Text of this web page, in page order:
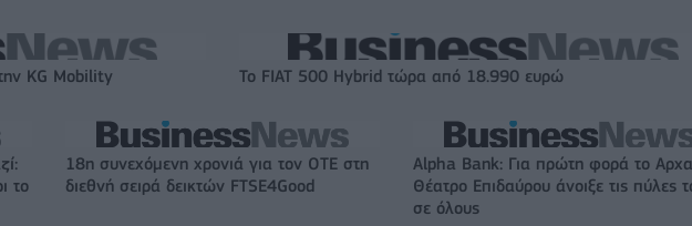
KG Mobility Το FIAT 500 Hybrid τώρα από 18.990 ευρώ
το
18η συνεχόμενη χρονιά για τον ΟΤΕ στη
διεθνή σειρά δεικτών FTSE4Good
Alpha Bank: Για πρώτη φορά το
Θέατρο Επιδαύρου άνοιξε τις πύλες
σε όλους